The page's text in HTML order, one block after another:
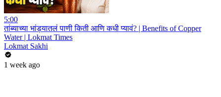
5:00
तांब्याच्या भांड्यातलं पाणी किती आणि कधी प्यावं? | Benefits of Copper
Water | Lokmat Times
Lokmat Sakhi
1 week ago